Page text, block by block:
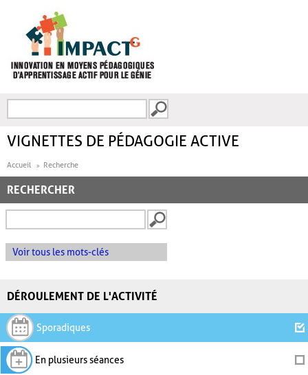
FORMULAIRE DE
VIGNETTES DE PÉDAGOGIE ACTIVE
Accueil Recherche
RECHERCHER
Voir tous les mots-clés
DÉROULEMENT DE L'ACTIVITÉ
Sporadiques
En plusieurs séances